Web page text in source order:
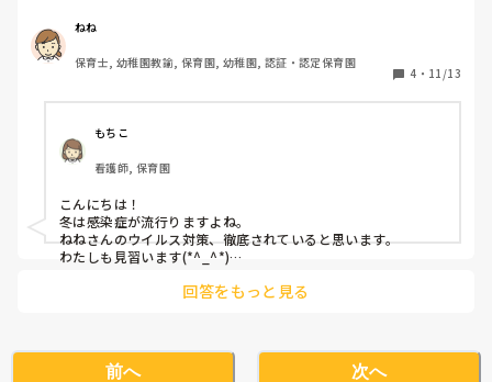
風邪やインフルなど流行る時期なのでみなさんの感染症予防
法教えてください！
ねね
保育士, 幼稚園教諭, 保育園, 幼稚園, 認証・認定保育園
4 ・ 11/13
もちこ
看護師, 保育園
こんにちは！
冬は感染症が流行りますよね。
ねねさんのウイルス対策、徹底されていると思います。
わたしも見習います(*^_^*)
と必ず手指消毒をしたり…が思いつきました。
回答をもっと見る
前へ 次へ